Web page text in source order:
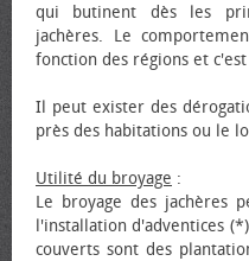
qui butinent dès les
jachères. Le
fonction des régions et
Il peut exister des
près des habitations ou le
Utilité du broyage :
Le broyage des jachères
l'installation d'adventices
couverts sont des